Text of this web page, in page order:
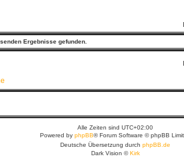
Ergebnisse gefunden.
Alle Zeiten sind UTC+02:00
Powered by phpBB® Forum Software © phpBB
Deutsche Übersetzung durch phpBB.de
Dark Vision ©Kirk